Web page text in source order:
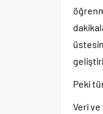
Peki
Veri